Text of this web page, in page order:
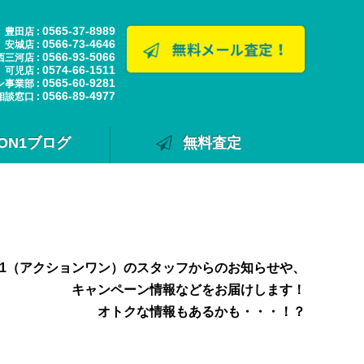
豊田店 : 0565-37-8989
安城店 : 0566-73-4646
三河店 : 0566-93-5066
可児店 : 0574-66-1511
事業部 : 0565-60-9281
談窓口 : 0566-89-4977
ブログ 無料査定
アクションワン）のスタッフからのお知らせや、
キャンペーン情報などをお届けします！
オトクな情報もあるかも・・・！？